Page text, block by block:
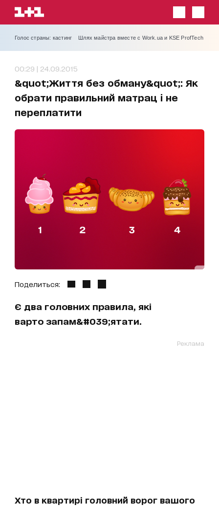
Голос страны: кастинг Шлях майстра вместе с Work.ua и KSE ProfTech
00:29 | 24.09.2015
&quot;Життя без обману&quot;: Як
обрати правильний матрац і не
переплатити
Поделиться:
Є два головних правила, які
варто запам&#039;ятати.
Реклама
Хто в квартирі головний ворог вашого